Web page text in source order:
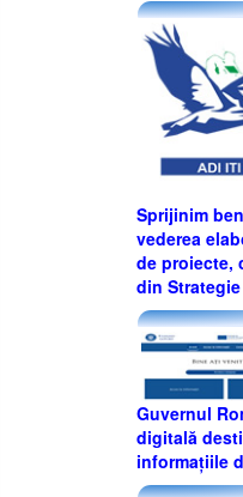
Sprijinim
vederea
de proiecte,
din Strategie
Guvernul
digitală
informațiile